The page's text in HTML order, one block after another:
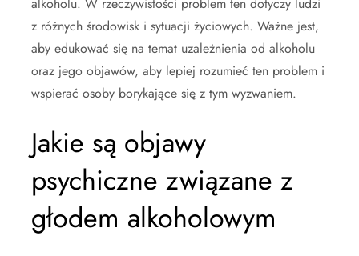
z różnych środowisk i sytuacji życiowych. Ważne jest,
aby edukować się na temat uzależnienia od alkoholu
oraz jego objawów, aby lepiej rozumieć ten problem i
wspierać osoby borykające się z tym wyzwaniem.
Jakie są objawy
psychiczne związane z
głodem alkoholowym